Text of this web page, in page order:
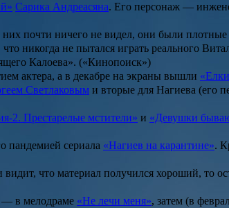
Сарика Андреасяна. Его персонаж —
почти ничего не видел, они были
никогда не пытался играть реального
Калоева». («Кинопоиск»)
актера, а в декабре на экраны вышли
Светлаковым и вторые для Нагиева (его
2. Престарелые мстители» и «Девушки
пандемией сериала «Нагиев на карантине».
что материал получился хороший, то
— в мелодраме «Не лечи меня», затем (в